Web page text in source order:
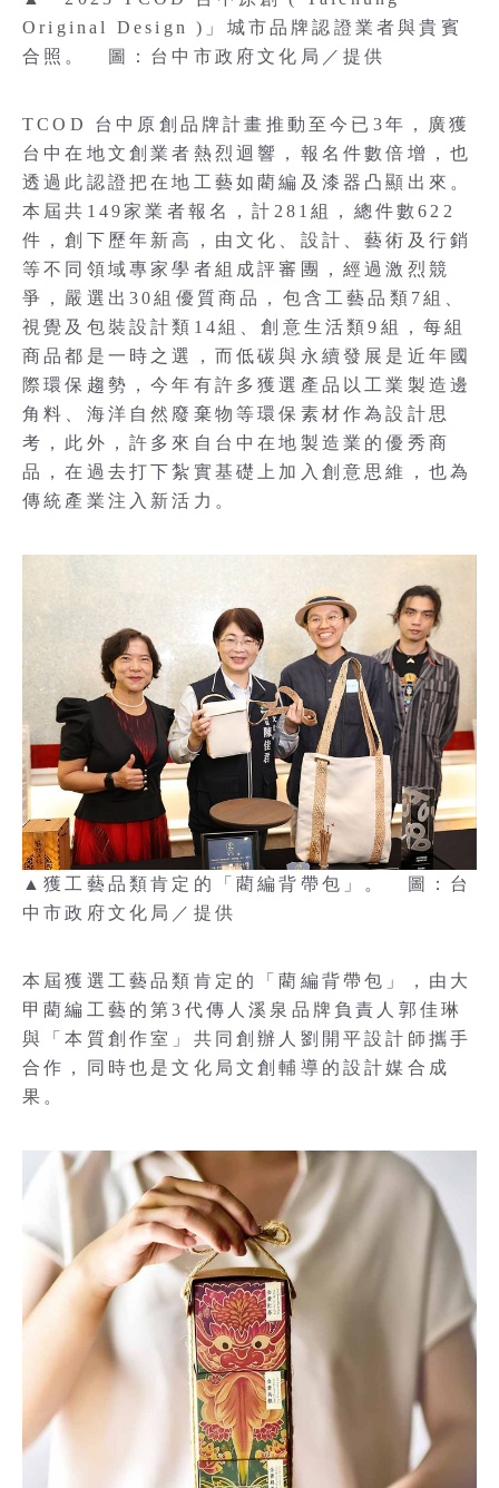
Original Design )」城市品牌認證業者與貴賓
合照。 圖：台中市政府文化局／提供
TCOD 台中原創品牌計畫推動至今已3年，廣獲
台中在地文創業者熱烈迴響，報名件數倍增，也
透過此認證把在地工藝如藺編及漆器凸顯出來。
本屆共149家業者報名，計281組，總件數622
件，創下歷年新高，由文化、設計、藝術及行銷
等不同領域專家學者組成評審團，經過激烈競
爭，嚴選出30組優質商品，包含工藝品類7組、
視覺及包裝設計類14組、創意生活類9組，每組
商品都是一時之選，而低碳與永續發展是近年國
際環保趨勢，今年有許多獲選產品以工業製造邊
角料、海洋自然廢棄物等環保素材作為設計思
考，此外，許多來自台中在地製造業的優秀商
品，在過去打下紮實基礎上加入創意思維，也為
傳統產業注入新活力。
▲獲工藝品類肯定的「藺編背帶包」。 圖：台
中市政府文化局／提供
本屆獲選工藝品類肯定的「藺編背帶包」，由大
甲藺編工藝的第3代傳人溪泉品牌負責人郭佳琳
與「本質創作室」共同創辦人劉開平設計師攜手
合作，同時也是文化局文創輔導的設計媒合成
果。